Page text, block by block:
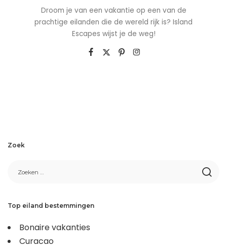
Droom je van een vakantie op een van de
prachtige eilanden die de wereld rijk is? Island
Escapes wijst je de weg!
Zoek
Top eiland bestemmingen
Bonaire vakanties
Curacao